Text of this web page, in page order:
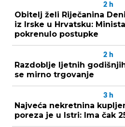
2 h
Obitelj želi Riječanina
iz Irske u Hrvatsku:
pokrenulo postupke
2 h
Razdoblje ljetnih
se mirno trgovanje
3 h
Najveća nekretnina
poreza je u Istri: Ima čak